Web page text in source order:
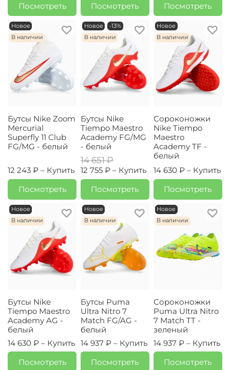
Посмотреть
Посмотреть
Посмотреть
Новое
В наличии
Бутсы Nike Zoom
Mercurial
Superfly 11 Club
FG/MG - белый
12 243 ₽ – Купить
Посмотреть
Новое
-13%
В наличии
Бутсы Nike
Tiempo Maestro
Academy FG/MG
- белый
14 651 ₽
12 755 ₽ – Купить
Посмотреть
Новое
В наличии
Сороконожки
Nike Tiempo
Maestro
Academy TF -
белый
14 630 ₽ – Купить
Посмотреть
Новое
В наличии
Бутсы Nike
Tiempo Maestro
Academy AG -
белый
14 630 ₽ – Купить
Посмотреть
Новое
В наличии
Бутсы Puma
Ultra Nitro 7
Match FG/AG -
белый
14 937 ₽ – Купить
Посмотреть
Новое
В наличии
Сороконожки
Puma Ultra Nitro
7 Match TT -
зеленый
14 937 ₽ – Купить
Посмотреть